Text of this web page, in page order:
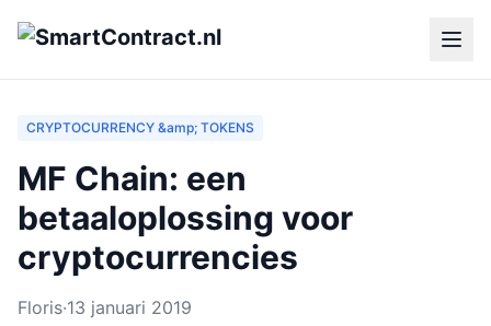
CRYPTOCURRENCY &amp; TOKENS
MF Chain: een
betaaloplossing voor
cryptocurrencies
Floris·13 januari 2019